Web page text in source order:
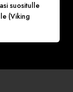
suositulle
(Viking